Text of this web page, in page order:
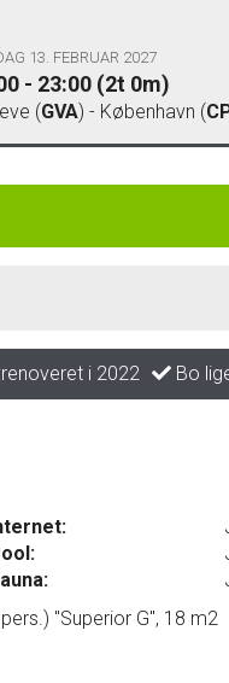
13. FEBRUAR 2027
- 23:00 (2t 0m)
(GVA) - København (
i 2022 Bo
"Superior G", 18 m2